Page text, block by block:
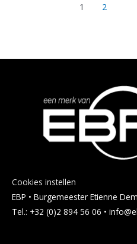
1 2
Cookies instellen
EBP • Burgemeester Etienne
Tel.: +32 (0)2 894 56 06 •